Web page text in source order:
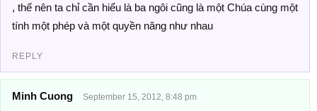
, thế nên ta chỉ cần hiểu là ba ngôi cũng là một Chúa cùng một
tính một phép và một quyền năng như nhau
REPLY
Minh Cuong September 15, 2012, 8:48 pm